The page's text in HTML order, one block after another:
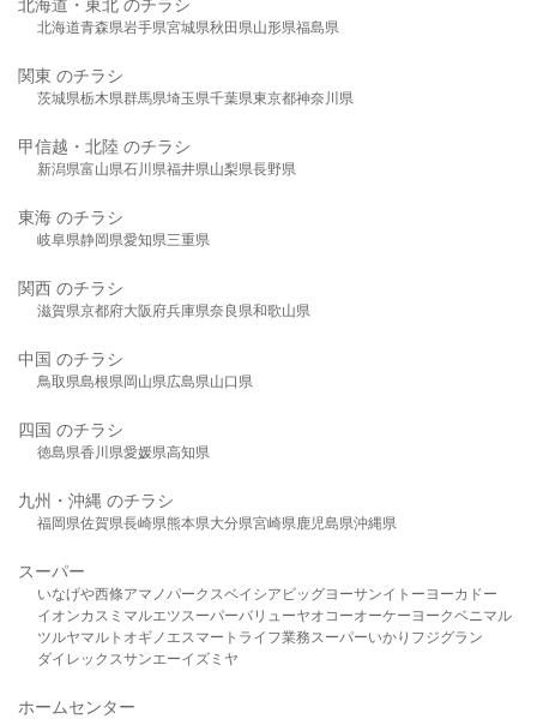
北海道・東北 のチラシ
北海道青森県岩手県宮城県秋田県山形県福島県
関東 のチラシ
茨城県栃木県群馬県埼玉県千葉県東京都神奈川県
甲信越・北陸 のチラシ
新潟県富山県石川県福井県山梨県長野県
東海 のチラシ
岐阜県静岡県愛知県三重県
関西 のチラシ
滋賀県京都府大阪府兵庫県奈良県和歌山県
中国 のチラシ
鳥取県島根県岡山県広島県山口県
四国 のチラシ
徳島県香川県愛媛県高知県
九州・沖縄 のチラシ
福岡県佐賀県長崎県熊本県大分県宮崎県鹿児島県沖縄県
スーパー
いなげや西條アマノパークスベイシア ビッグヨーサンイトーヨーカドー
イオンカスミ マルエツスーパーバリューヤオコーオーケー ヨークベニマル
ツルヤマルト オギノ エスマート ライフ業務スーパーいかり フジグラン
ダイレックスサンエーイズミヤ
ホームセンター